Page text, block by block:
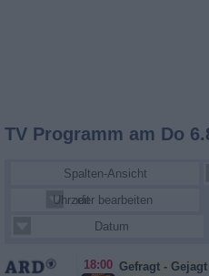
Spalten-Ansicht
Sender bearbeiten
Uhrzeit
Datum
18:00 Gefragt - Gejagt